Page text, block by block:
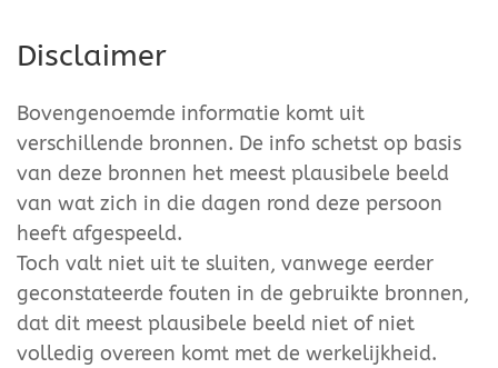
Disclaimer
Bovengenoemde informatie komt uit
verschillende bronnen. De info schetst op basis
van deze bronnen het meest plausibele beeld
van wat zich in die dagen rond deze persoon
heeft afgespeeld.
Toch valt niet uit te sluiten, vanwege eerder
geconstateerde fouten in de gebruikte bronnen,
dat dit meest plausibele beeld niet of niet
volledig overeen komt met de werkelijkheid.